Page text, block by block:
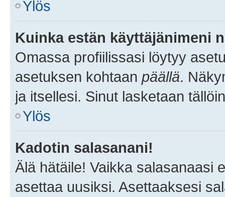
Ylös
Kuinka estän käyttäjänimeni
Omassa profiilissasi löytyy
asetuksen kohtaan päällä.
ja itsellesi. Sinut lasketaan
Ylös
Kadotin salasanani!
Älä hätäile! Vaikka salasanaasi
asettaa uusiksi. Asettaaksesi